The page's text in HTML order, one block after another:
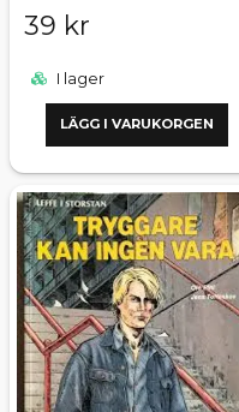
39 kr
I lager
LÄGG I VARUKORGEN